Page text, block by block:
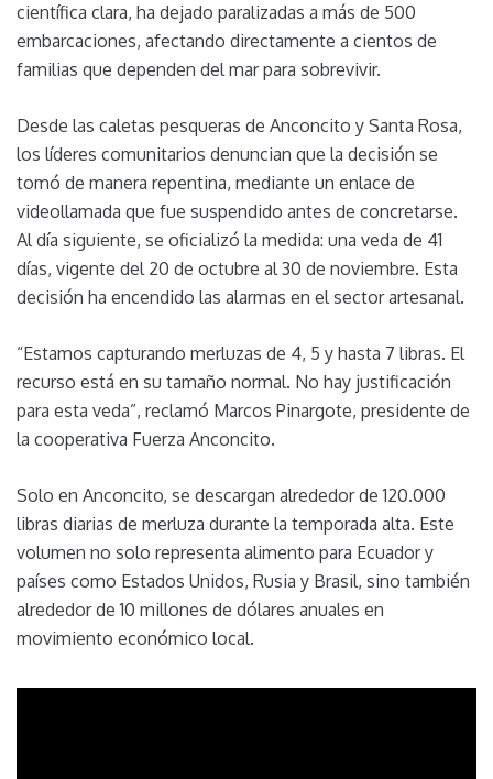
científica clara, ha dejado paralizadas a más de 500
embarcaciones, afectando directamente a cientos de
familias que dependen del mar para sobrevivir.
Desde las caletas pesqueras de Anconcito y Santa Rosa,
los líderes comunitarios denuncian que la decisión se
tomó de manera repentina, mediante un enlace de
videollamada que fue suspendido antes de concretarse.
Al día siguiente, se oficializó la medida: una veda de 41
días, vigente del 20 de octubre al 30 de noviembre. Esta
decisión ha encendido las alarmas en el sector artesanal.
“Estamos capturando merluzas de 4, 5 y hasta 7 libras. El
recurso está en su tamaño normal. No hay justificación
para esta veda”, reclamó Marcos Pinargote, presidente de
la cooperativa Fuerza Anconcito.
Solo en Anconcito, se descargan alrededor de 120.000
libras diarias de merluza durante la temporada alta. Este
volumen no solo representa alimento para Ecuador y
países como Estados Unidos, Rusia y Brasil, sino también
alrededor de 10 millones de dólares anuales en
movimiento económico local.